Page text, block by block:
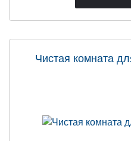
Чистая комната